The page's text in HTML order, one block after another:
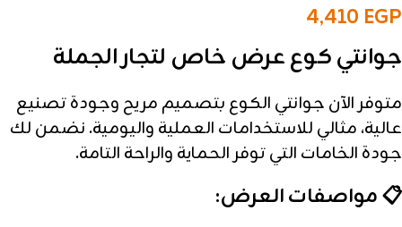
4,410 EGP
جوانتي كوع عرض خاص لتجار الجملة
متوفر الآن جوانتي الكوع بتصميم مريح وجودة تصنيع
عالية، مثالي للاستخدامات العملية واليومية. نضمن لك
جودة الخامات التي توفر الحماية والراحة التامة.
📋 مواصفات العرض: